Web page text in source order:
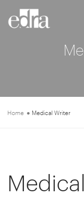
Home Medical Writer